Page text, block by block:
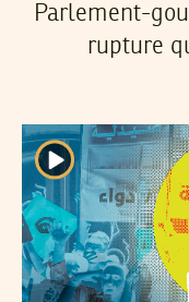
Parlement-
rupture